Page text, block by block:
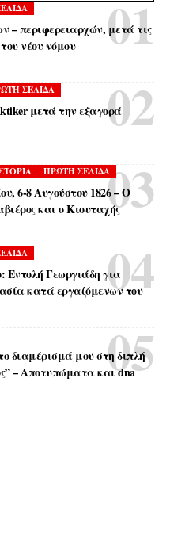
– περιφερειαρχών, μετά τις
νέου νόμου
ΣΕΛΙΔΑ
μετά την εξαγορά
ΠΡΩΤΗ ΣΕΛΙΔΑ
6-8 Αυγούστου 1826 – Ο
και ο Κιουταχής
Εντολή Γεωργιάδη για
κατά εργαζόμενων του
διαμέρισμά μου στη διπλή
– Αποτυπώματα και dna